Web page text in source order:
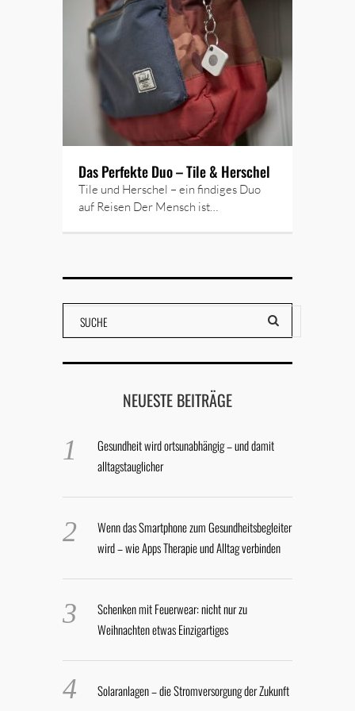
Das Perfekte Duo – Tile & Herschel
Tile und Herschel – ein findiges Duo
auf Reisen Der Mensch ist…
NEUESTE BEITRÄGE
Gesundheit wird ortsunabhängig – und damit
alltagstauglicher
Wenn das Smartphone zum Gesundheitsbegleiter
wird – wie Apps Therapie und Alltag verbinden
Schenken mit Feuerwear: nicht nur zu
Weihnachten etwas Einzigartiges
Solaranlagen – die Stromversorgung der Zukunft